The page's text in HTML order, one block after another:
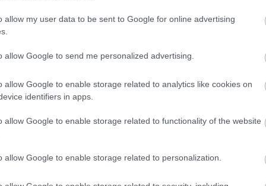
allow my user data to be sent to Google for online advertising
allow Google to send me personalized advertising.
allow Google to enable storage related to analytics like cookies on
identifiers in apps.
allow Google to enable storage related to functionality of the website
allow Google to enable storage related to personalization.
σακχάρου στο αίμα ή στην ανοχή στη γλυκόζη,
λιπίδια και στη φλεγμονή -δύο κρίσιμους δείκτες για
φασολιών σε ενήλικες με προδιαβήτη αλλά
πλούσια σε φυτικές ίνες, φυτικές πρωτεΐνες και
και λειτουργία του εντερικού μικροβιώματος»,
«Τα ευρήματα θα μπορούσαν να
ιατρών ή των προγραμμάτων δημόσιας υγείας που
παθήσεων και του διαβήτη».
τον Δρ. Indika Edirisinghe και την Δρ. Britt